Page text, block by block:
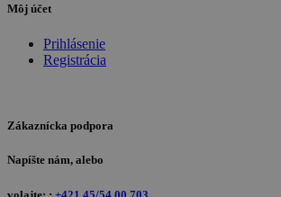
Môj účet
Prihlásenie
Registrácia
Zákaznícka podpora
Napíšte nám, alebo